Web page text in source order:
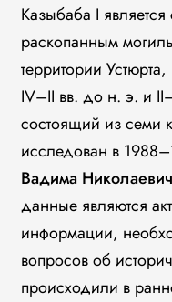
Казыбаба I
раскопанным
территории
IV–II вв. до н. э. и
состоящий из семи
исследован в
Вадима
данные являются
информации,
вопросов об
происходили в